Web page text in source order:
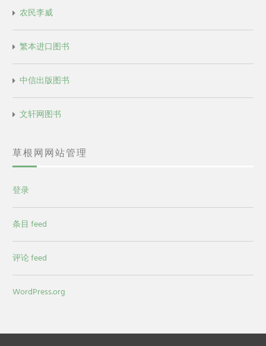
农民李威
繁本进口图书
中信出版图书
文轩网图书
草根网网站管理
登录
条目 feed
评论 feed
WordPress.org